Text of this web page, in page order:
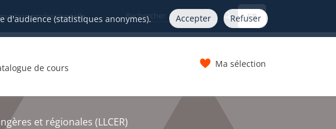
d'audience (statistiques anonymes). Accepter Refuser
professionnelle FR
de cours Ma sélection
et régionales (LLCER)